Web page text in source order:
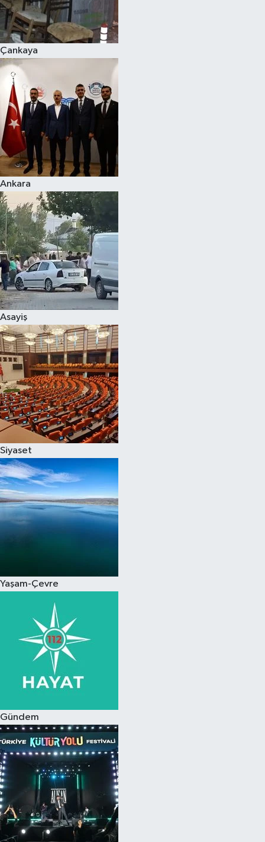
Çankaya
Ankara
Asayiş
Siyaset
Yaşam-Çevre
Gündem
Spor
Burç Yorumları
Eğitim
Hava Durumu
Kadın
Kim kimdir?
Kültür Sanat
Sağlık
Siyaset
Teknoloji
Televizyon
Yaşam-Çevre